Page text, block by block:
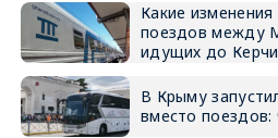
Какие
поездов между
идущих до Керчи
В Крыму
вместо поездов: